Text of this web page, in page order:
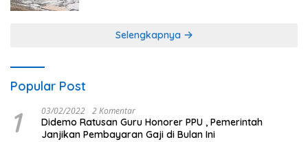
Selengkapnya
Popular Post
1 03/02/2022 2 Komentar
Didemo Ratusan Guru Honorer PPU , Pemerintah
Janjikan Pembayaran Gaji di Bulan Ini